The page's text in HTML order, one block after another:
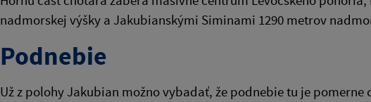
nadmorskej výšky a Jakubianskými Siminami 1290 metrov
Podnebie
Už z polohy Jakubian možno vybadať, že podnebie tu je